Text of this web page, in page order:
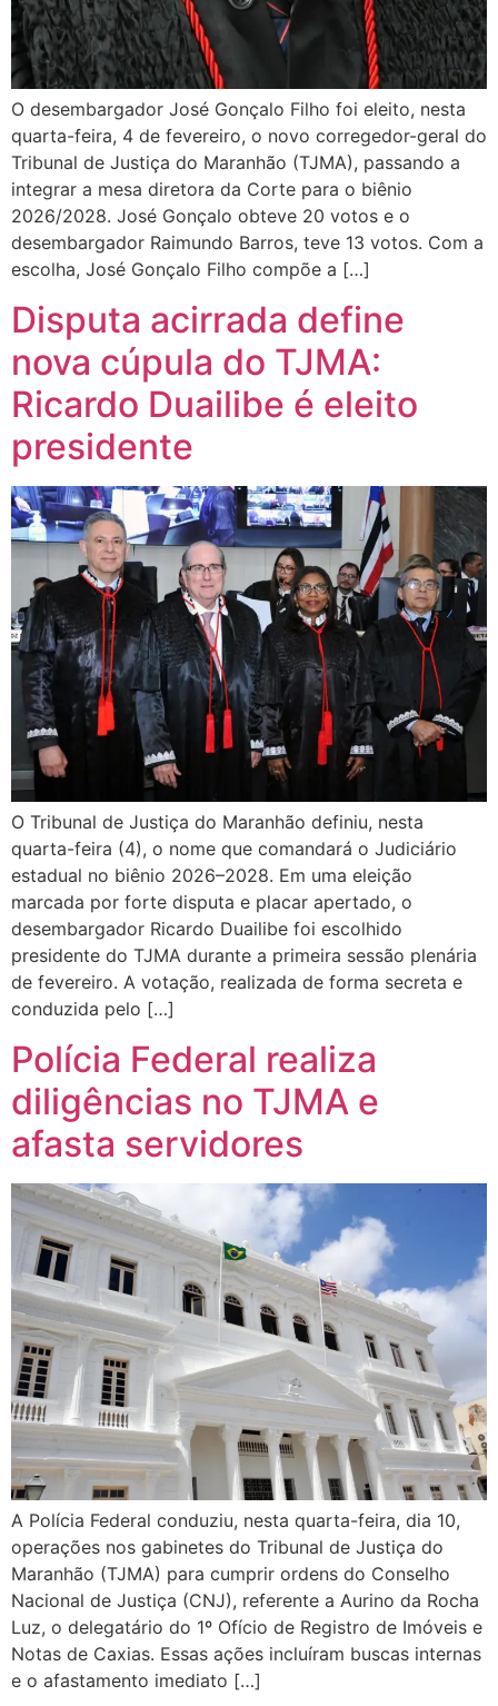
O desembargador José Gonçalo Filho foi eleito, nesta
quarta-feira, 4 de fevereiro, o novo corregedor-geral do
Tribunal de Justiça do Maranhão (TJMA), passando a
integrar a mesa diretora da Corte para o biênio
2026/2028. José Gonçalo obteve 20 votos e o
desembargador Raimundo Barros, teve 13 votos. Com a
escolha, José Gonçalo Filho compõe a […]
Disputa acirrada define
nova cúpula do TJMA:
Ricardo Duailibe é eleito
presidente
O Tribunal de Justiça do Maranhão definiu, nesta
quarta-feira (4), o nome que comandará o Judiciário
estadual no biênio 2026–2028. Em uma eleição
marcada por forte disputa e placar apertado, o
desembargador Ricardo Duailibe foi escolhido
presidente do TJMA durante a primeira sessão plenária
de fevereiro. A votação, realizada de forma secreta e
conduzida pelo […]
Polícia Federal realiza
diligências no TJMA e
afasta servidores
A Polícia Federal conduziu, nesta quarta-feira, dia 10,
operações nos gabinetes do Tribunal de Justiça do
Maranhão (TJMA) para cumprir ordens do Conselho
Nacional de Justiça (CNJ), referente a Aurino da Rocha
Luz, o delegatário do 1º Ofício de Registro de Imóveis e
Notas de Caxias. Essas ações incluíram buscas internas
e o afastamento imediato […]